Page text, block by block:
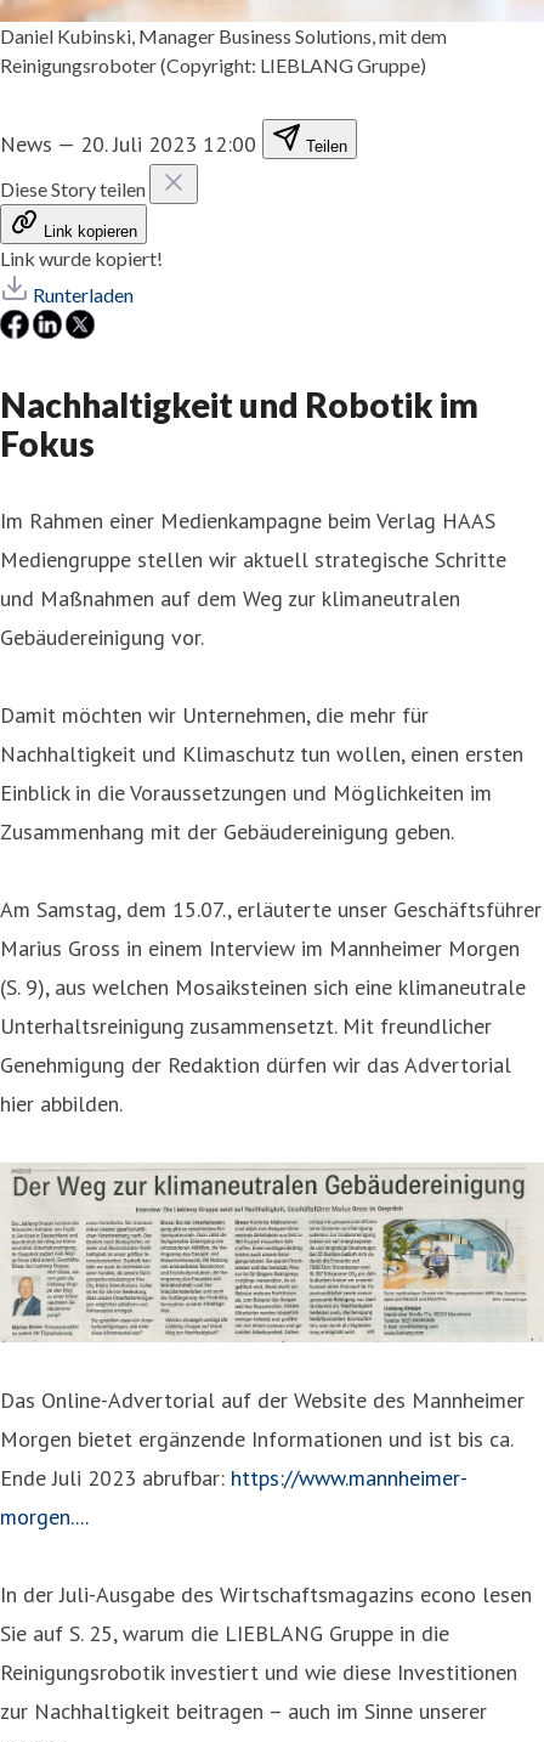
Daniel Kubinski, Manager Business Solutions, mit dem
Reinigungsroboter (Copyright: LIEBLANG Gruppe)
News — 20. Juli 2023 12:00 Teilen
Diese Story teilen
Link kopieren
Link wurde kopiert!
Runterladen
Nachhaltigkeit und Robotik im
Fokus
Im Rahmen einer Medienkampagne beim Verlag HAAS
Mediengruppe stellen wir aktuell strategische Schritte
und Maßnahmen auf dem Weg zur klimaneutralen
Gebäudereinigung vor.
Damit möchten wir Unternehmen, die mehr für
Nachhaltigkeit und Klimaschutz tun wollen, einen ersten
Einblick in die Voraussetzungen und Möglichkeiten im
Zusammenhang mit der Gebäudereinigung geben.
Am Samstag, dem 15.07., erläuterte unser Geschäftsführer
Marius Gross in einem Interview im Mannheimer Morgen
(S. 9), aus welchen Mosaiksteinen sich eine klimaneutrale
Unterhaltsreinigung zusammensetzt. Mit freundlicher
Genehmigung der Redaktion dürfen wir das Advertorial
hier abbilden.
Das Online-Advertorial auf der Website des Mannheimer
Morgen bietet ergänzende Informationen und ist bis ca.
Ende Juli 2023 abrufbar: https://www.mannheimer-
morgen....
In der Juli-Ausgabe des Wirtschaftsmagazins econo lesen
Sie auf S. 25, warum die LIEBLANG Gruppe in die
Reinigungsrobotik investiert und wie diese Investitionen
zur Nachhaltigkeit beitragen – auch im Sinne unserer